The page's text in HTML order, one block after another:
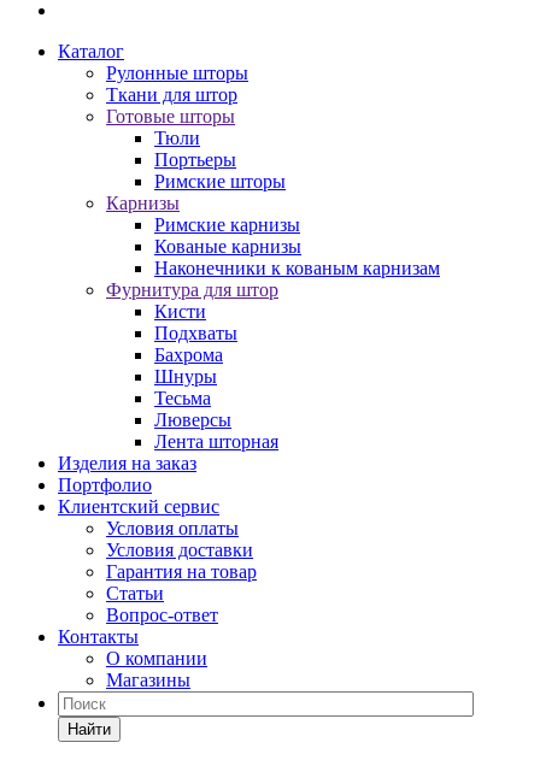
Каталог
Рулонные шторы
Ткани для штор
Готовые шторы
Тюли
Портьеры
Римские шторы
Карнизы
Римские карнизы
Кованые карнизы
Наконечники к кованым карнизам
Фурнитура для штор
Кисти
Подхваты
Бахрома
Шнуры
Тесьма
Люверсы
Лента шторная
Изделия на заказ
Портфолио
Клиентский сервис
Условия оплаты
Условия доставки
Гарантия на товар
Статьи
Вопрос-ответ
Контакты
О компании
Магазины
Найти